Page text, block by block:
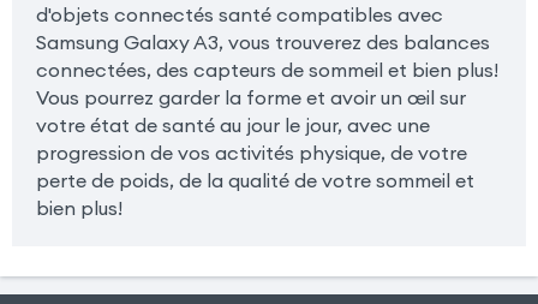
d'objets connectés santé compatibles avec
Samsung Galaxy A3, vous trouverez des balances
connectées, des capteurs de sommeil et bien plus!
Vous pourrez garder la forme et avoir un œil sur
votre état de santé au jour le jour, avec une
progression de vos activités physique, de votre
perte de poids, de la qualité de votre sommeil et
bien plus!